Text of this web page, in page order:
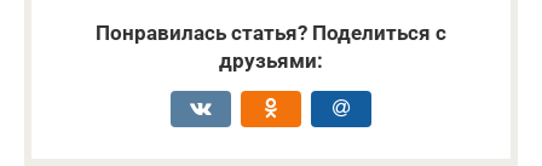
Понравилась статья? Поделиться с
друзьями: